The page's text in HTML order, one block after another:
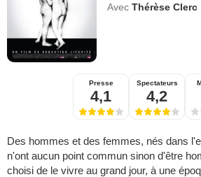
Avec Thérèse Clerc
Presse
4,1
Spectateurs
4,2
Des hommes et des femmes, nés dans
n'ont aucun point commun sinon d'être
choisi de le vivre au grand jour, à une